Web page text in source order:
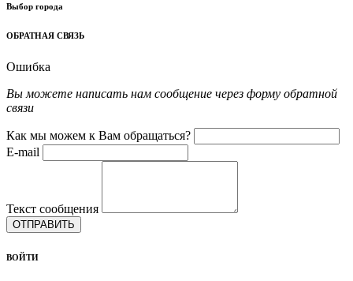
Выбор города
ОБРАТНАЯ СВЯЗЬ
Ошибка
Вы можете написать нам сообщение через форму обратной
связи
Как мы можем к Вам обращаться?
E-mail
Текст сообщения
ОТПРАВИТЬ
ВОЙТИ